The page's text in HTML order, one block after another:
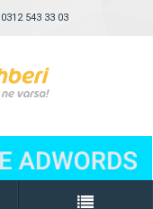
0312 543 33 03